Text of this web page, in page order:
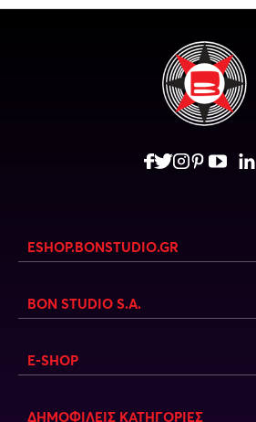
ESHOP.BONSTUDIO.GR
BON STUDIO S.A.
E-SHOP
ΔΗΜΟΦΙΛΕΙΣ ΚΑΤΗΓΟΡΙΕΣ